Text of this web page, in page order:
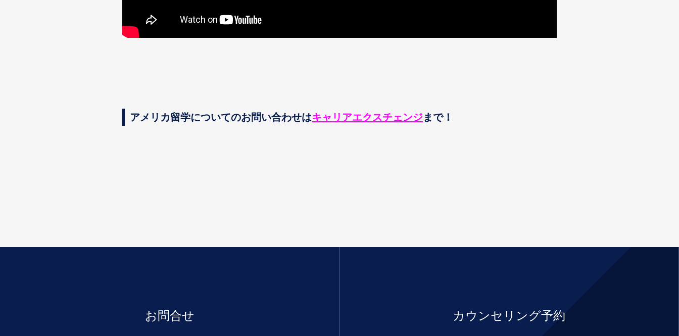
アメリカ留学についてのお問い合わせはキャリアエクスチェンジまで！
お問合せ カウンセリング予約